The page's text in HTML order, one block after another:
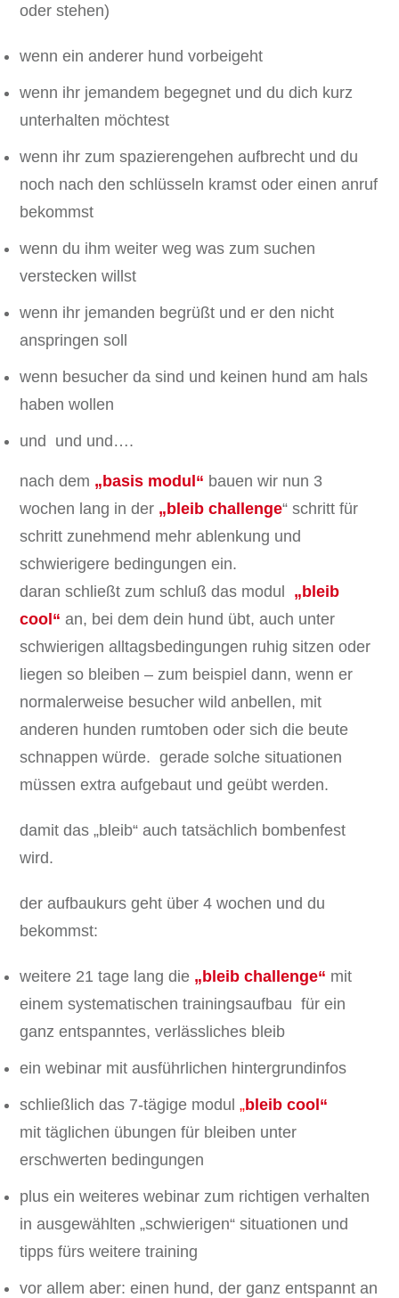
oder stehen)
wenn ein anderer hund vorbeigeht
wenn ihr jemandem begegnet und du dich kurz
unterhalten möchtest
wenn ihr zum spazierengehen aufbrecht und du
noch nach den schlüsseln kramst oder einen anruf
bekommst
wenn du ihm weiter weg was zum suchen
verstecken willst
wenn ihr jemanden begrüßt und er den nicht
anspringen soll
wenn besucher da sind und keinen hund am hals
haben wollen
und und und….
nach dem „basis modul“ bauen wir nun 3
wochen lang in der „bleib challenge“ schritt für
schritt zunehmend mehr ablenkung und
schwierigere bedingungen ein.
daran schließt zum schluß das modul „bleib
cool“ an, bei dem dein hund übt, auch unter
schwierigen alltagsbedingungen ruhig sitzen oder
liegen so bleiben – zum beispiel dann, wenn er
normalerweise besucher wild anbellen, mit
anderen hunden rumtoben oder sich die beute
schnappen würde. gerade solche situationen
müssen extra aufgebaut und geübt werden.
damit das „bleib“ auch tatsächlich bombenfest
wird.
der aufbaukurs geht über 4 wochen und du
bekommst:
weitere 21 tage lang die „bleib challenge“ mit
einem systematischen trainingsaufbau für ein
ganz entspanntes, verlässliches bleib
ein webinar mit ausführlichen hintergrundinfos
schließlich das 7-tägige modul „bleib cool“
mit täglichen übungen für bleiben unter
erschwerten bedingungen
plus ein weiteres webinar zum richtigen verhalten
in ausgewählten „schwierigen“ situationen und
tipps fürs weitere training
vor allem aber: einen hund, der ganz entspannt an